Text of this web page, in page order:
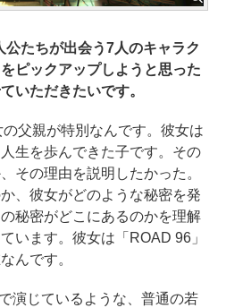
たちが出会う7人のキャラク
ピックアップしようと思った
いただきたいです。
父親が特別なんです。彼女は
生を歩んできた子です。その
その理由を説明したかった。
、彼女がどのような秘密を発
秘密がどこにあるのかを理解
います。彼女は「ROAD 96」
んです。
演じているような、普通の若